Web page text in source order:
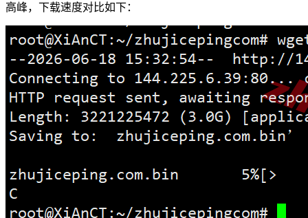
高峰，下载速度对比如下：